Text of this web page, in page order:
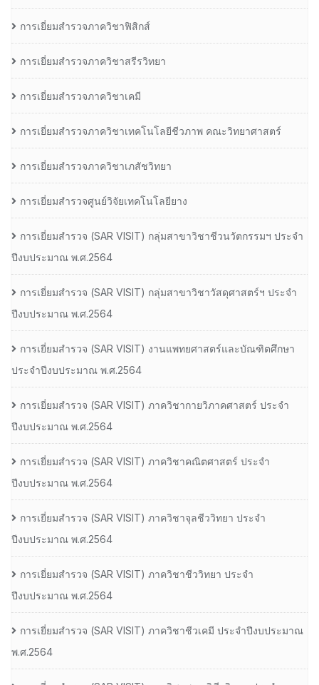
การเยี่ยมสำรวจภาควิชาฟิสิกส์
การเยี่ยมสำรวจภาควิชาสรีรวิทยา
การเยี่ยมสำรวจภาควิชาเคมี
การเยี่ยมสำรวจภาควิชาเทคโนโลยีชีวภาพ คณะวิทยาศาสตร์
การเยี่ยมสำรวจภาควิชาเภสัชวิทยา
การเยี่ยมสำรวจศูนย์วิจัยเทคโนโลยียาง
การเยี่ยมสํารวจ (SAR VISIT) กลุ่มสาขาวิชาชีวนวัตกรรมฯ ประจํา
ปีงบประมาณ พ.ศ.2564
การเยี่ยมสํารวจ (SAR VISIT) กลุ่มสาขาวิชาวัสดุศาสตร์ฯ ประจํา
ปีงบประมาณ พ.ศ.2564
การเยี่ยมสํารวจ (SAR VISIT) งานแพทยศาสตร์และบัณฑิตศึกษา
ประจําปีงบประมาณ พ.ศ.2564
การเยี่ยมสํารวจ (SAR VISIT) ภาควิชากายวิภาคศาสตร์ ประจํา
ปีงบประมาณ พ.ศ.2564
การเยี่ยมสํารวจ (SAR VISIT) ภาควิชาคณิตศาสตร์ ประจํา
ปีงบประมาณ พ.ศ.2564
การเยี่ยมสํารวจ (SAR VISIT) ภาควิชาจุลชีววิทยา ประจํา
ปีงบประมาณ พ.ศ.2564
การเยี่ยมสํารวจ (SAR VISIT) ภาควิชาชีววิทยา ประจํา
ปีงบประมาณ พ.ศ.2564
การเยี่ยมสํารวจ (SAR VISIT) ภาควิชาชีวเคมี ประจําปีงบประมาณ
พ.ศ.2564